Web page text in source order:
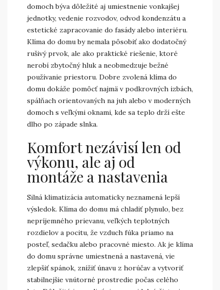
domoch býva dôležité aj umiestnenie vonkajšej
jednotky, vedenie rozvodov, odvod kondenzátu a
estetické zapracovanie do fasády alebo interiéru.
Klíma do domu by nemala pôsobiť ako dodatočný
rušivý prvok, ale ako praktické riešenie, ktoré
nerobí zbytočný hluk a neobmedzuje bežné
používanie priestoru. Dobre zvolená klíma do
domu dokáže pomôcť najmä v podkrovných izbách,
spálňach orientovaných na juh alebo v moderných
domoch s veľkými oknami, kde sa teplo drží ešte
dlho po západe slnka.
Komfort nezávisí len od
výkonu, ale aj od
montáže a nastavenia
Silná klimatizácia automaticky neznamená lepší
výsledok. Klíma do domu má chladiť plynulo, bez
nepríjemného prievanu, veľkých teplotných
rozdielov a pocitu, že vzduch fúka priamo na
posteľ, sedačku alebo pracovné miesto. Ak je klíma
do domu správne umiestnená a nastavená, vie
zlepšiť spánok, znížiť únavu z horúčav a vytvoriť
stabilnejšie vnútorné prostredie počas celého